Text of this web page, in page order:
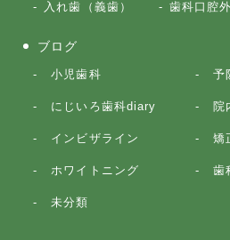
入れ歯（義歯） 歯科口腔
ブログ
小児歯科 予
にじいろ歯科diary 院
インビザライン 矯
ホワイトニング 歯
未分類